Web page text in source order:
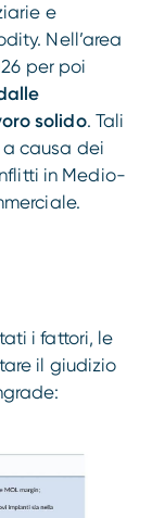
e
Nell’area
per poi
solido. Tali
causa dei
in Medio-
i fattori, le
il giudizio